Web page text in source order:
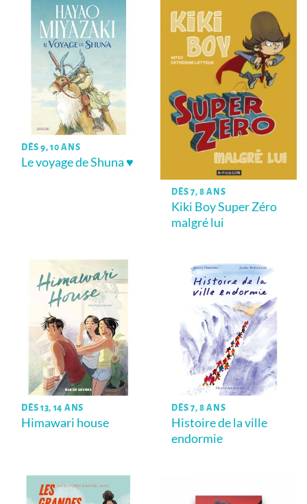
DÈS 9, 10 ANS
Le voyage de Shuna ♥
DÈS 7, 8 ANS
Kiki Boy Super Zéro
malgré lui
DÈS 13, 14 ANS
Himawari house
DÈS 7, 8 ANS
Histoire de la ville
endormie